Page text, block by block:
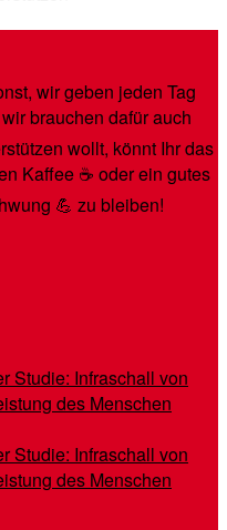
wir geben jeden Tag
brauchen dafür auch
wollt, könnt Ihr das
Kaffee ☕️ oder ein gutes
💪 zu bleiben!
Studie: Infraschall von
des Menschen
Studie: Infraschall von
des Menschen